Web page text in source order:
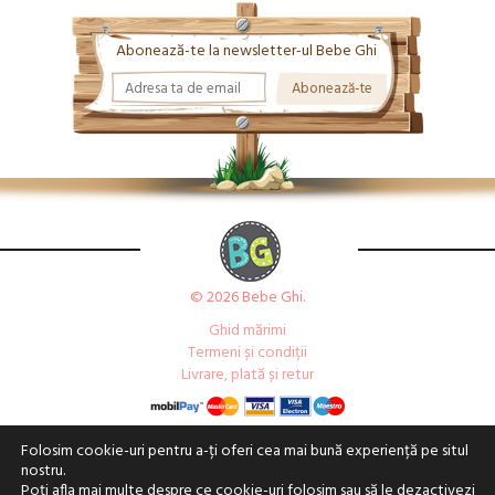
Abonează-te la newsletter-ul Bebe Ghi
© 2026 Bebe Ghi.
Ghid mărimi
Termeni și condiții
Livrare, plată și retur
Folosim cookie-uri pentru a-ți oferi cea mai bună experiență pe situl
nostru.